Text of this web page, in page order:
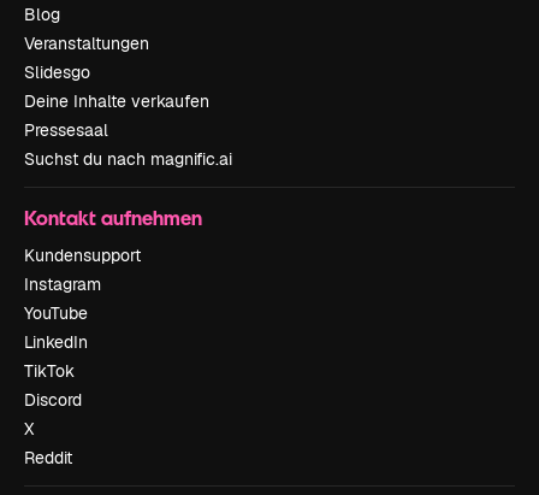
Blog
Veranstaltungen
Slidesgo
Deine Inhalte verkaufen
Pressesaal
Suchst du nach magnific.ai
Kontakt aufnehmen
Kundensupport
Instagram
YouTube
LinkedIn
TikTok
Discord
X
Reddit